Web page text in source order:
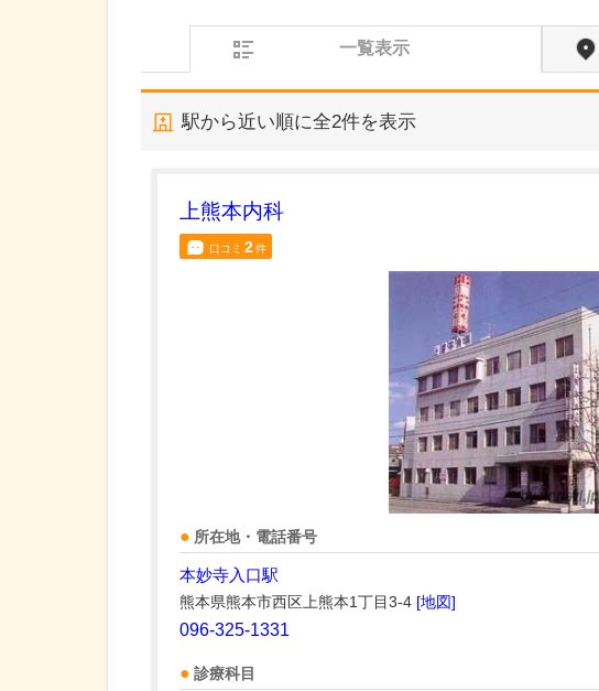
一覧表示
駅から近い順に全2件を表示
上熊本内科
口コミ 2件
所在地・電話番号
本妙寺入口駅
熊本県熊本市西区上熊本1丁目3-4 [地図]
096-325-1331
診療科目